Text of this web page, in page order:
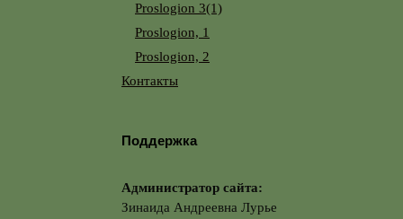
Proslogion 3(1)
Proslogion, 1
Proslogion, 2
Контакты
Поддержка
Администратор сайта:
Зинаида Андреевна Лурье